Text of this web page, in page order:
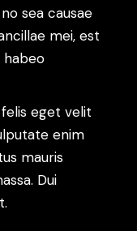
sea causae
mei, est
habeo
eget velit
enim
mauris
Dui